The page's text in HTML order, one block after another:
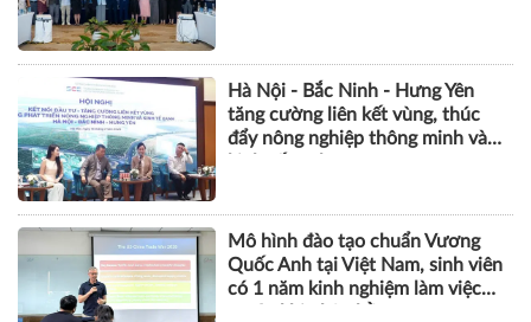
Hà Nội - Bắc Ninh - Hưng Yên
tăng cường liên kết vùng, thúc
đẩy nông nghiệp thông minh và
Mô hình đào tạo chuẩn Vương
Quốc Anh tại Việt Nam, sinh viên
có 1 năm kinh nghiệm làm việc